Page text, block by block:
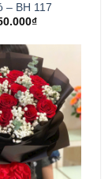
– BH 117
₫